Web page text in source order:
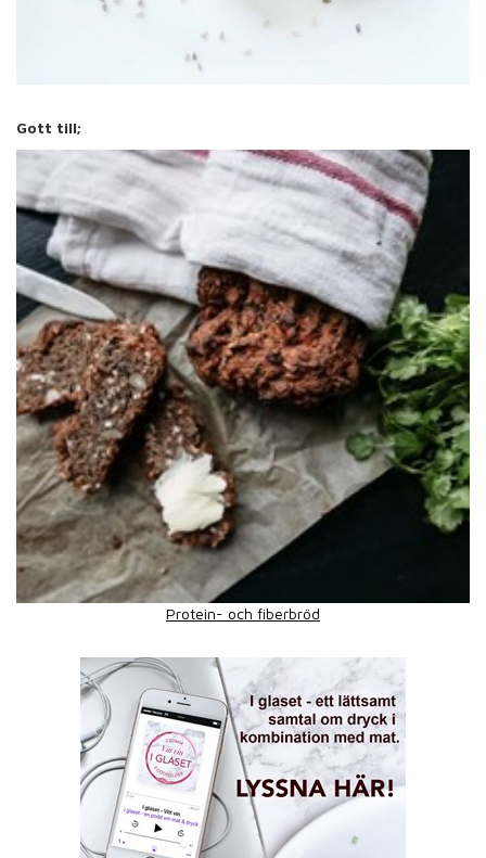
Gott till;
Protein- och fiberbröd